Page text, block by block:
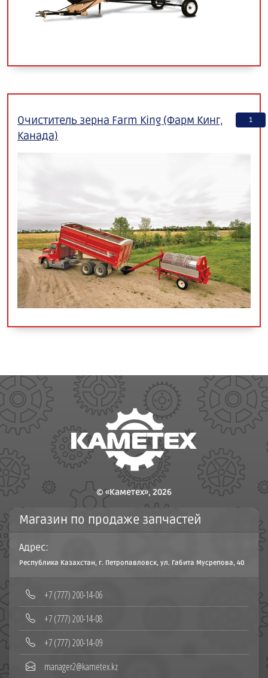
Очиститель зерна Farm King (Фарм Кинг,
Канада)
1
© «Каметех», 2026
Магазин по продаже запчастей
Адрес:
Республика Казахстан, г. Петропавловск, ул. Габита Мусрепова, 40
‪+7 (777) 200-14-06
+7 (777) 200-14-08‬
+7 (777) 200-14-09
manager2@kametex.kz